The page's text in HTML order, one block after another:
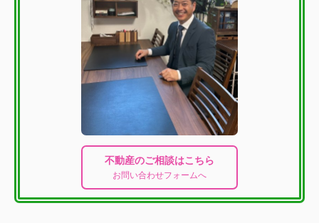
不動産のご相談はこちら
お問い合わせフォームへ